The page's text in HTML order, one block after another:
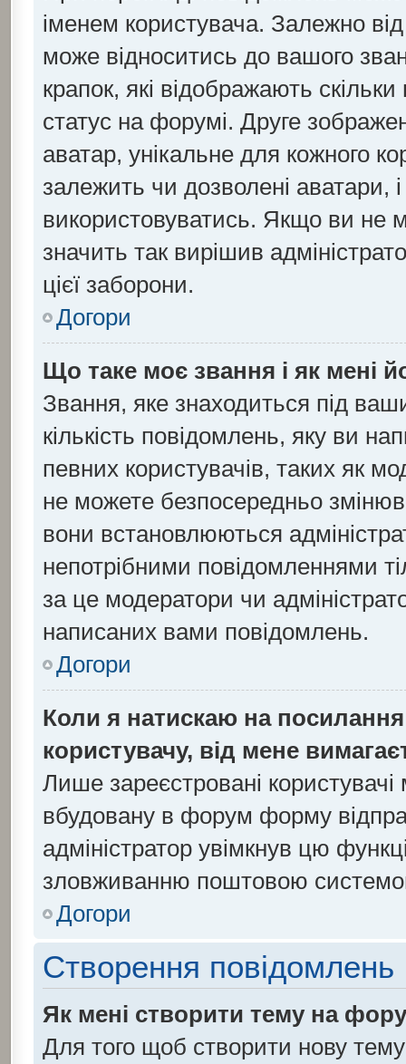
іменем користувача. Залежно
може відноситись до вашого
крапок, які відображають
статус на форумі. Друге
аватар, унікальне для кожного
залежить чи дозволені аватари,
використовуватись. Якщо ви не
значить так вирішив
цієї заборони.
Догори
Що таке моє звання і як мені
Звання, яке знаходиться під
кількість повідомлень, яку ви
певних користувачів, таких як
не можете безпосередньо
вони встановлюються
непотрібними повідомленнями
за це модератори чи
написаних вами повідомлень.
Догори
Коли я натискаю на
користувачу, від мене
Лише зареєстровані
вбудовану в форум форму
адміністратор увімкнув цю
зловживанню поштовою
Догори
Створення повідомлень
Як мені створити тему на
Для того щоб створити нову